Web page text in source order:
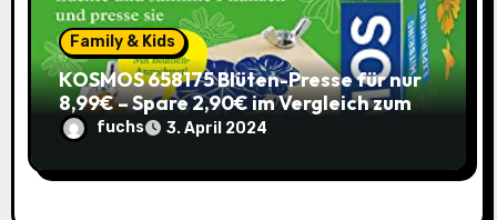
Family & Kids
KOSMOS 658175 Blüten-Presse für nur
8,99€ – Spare 2,90€ im Vergleich zum
alten Preis!
fuchs 3. April 2024